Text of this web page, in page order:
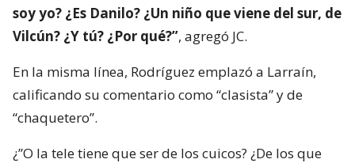
soy yo? ¿Es Danilo? ¿Un niño que viene del sur, de
Vilcún? ¿Y tú? ¿Por qué?”, agregó JC.
En la misma línea, Rodríguez emplazó a Larraín,
calificando su comentario como “clasista” y de
“chaquetero”.
¿”O la tele tiene que ser de los cuicos? ¿De los que